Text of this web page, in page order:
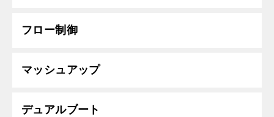
フロー制御
マッシュアップ
デュアルブート